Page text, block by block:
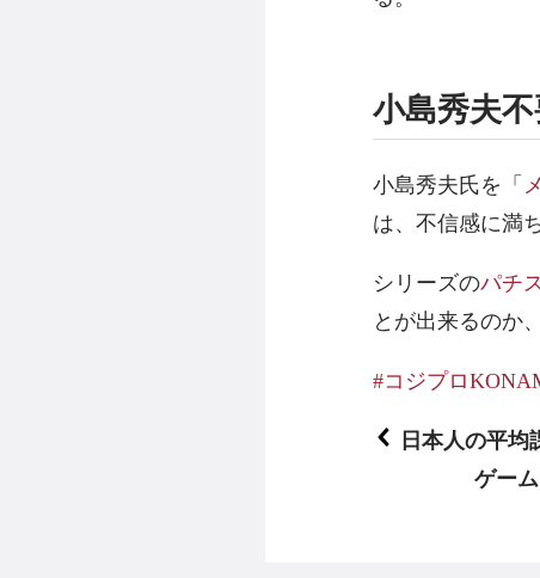
小島秀夫
小島秀夫氏を「
は、不信感に満
シリーズのパチ
とが出来るのか
コジプロ
日本人の平均
ゲー